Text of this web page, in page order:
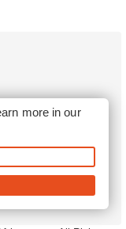
more in our